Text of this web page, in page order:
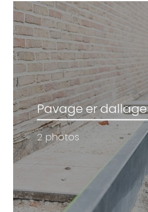
Pavage er dallage
2 photos